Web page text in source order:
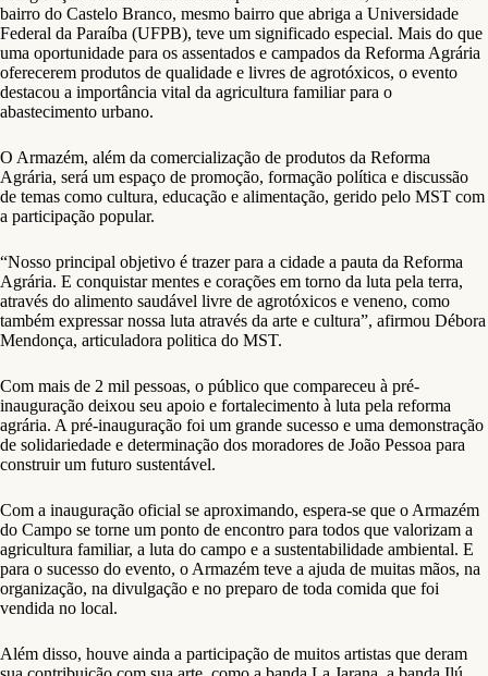
bairro do Castelo Branco, mesmo bairro que abriga a Universidade
Federal da Paraíba (UFPB), teve um significado especial. Mais do que
uma oportunidade para os assentados e campados da Reforma Agrária
oferecerem produtos de qualidade e livres de agrotóxicos, o evento
destacou a importância vital da agricultura familiar para o
abastecimento urbano.
O Armazém, além da comercialização de produtos da Reforma
Agrária, será um espaço de promoção, formação política e discussão
de temas como cultura, educação e alimentação, gerido pelo MST com
a participação popular.
“Nosso principal objetivo é trazer para a cidade a pauta da Reforma
Agrária. E conquistar mentes e corações em torno da luta pela terra,
através do alimento saudável livre de agrotóxicos e veneno, como
também expressar nossa luta através da arte e cultura”, afirmou Débora
Mendonça, articuladora politica do MST.
Com mais de 2 mil pessoas, o público que compareceu à pré-
inauguração deixou seu apoio e fortalecimento à luta pela reforma
agrária. A pré-inauguração foi um grande sucesso e uma demonstração
de solidariedade e determinação dos moradores de João Pessoa para
construir um futuro sustentável.
Com a inauguração oficial se aproximando, espera-se que o Armazém
do Campo se torne um ponto de encontro para todos que valorizam a
agricultura familiar, a luta do campo e a sustentabilidade ambiental. E
para o sucesso do evento, o Armazém teve a ajuda de muitas mãos, na
organização, na divulgação e no preparo de toda comida que foi
vendida no local.
Além disso, houve ainda a participação de muitos artistas que deram